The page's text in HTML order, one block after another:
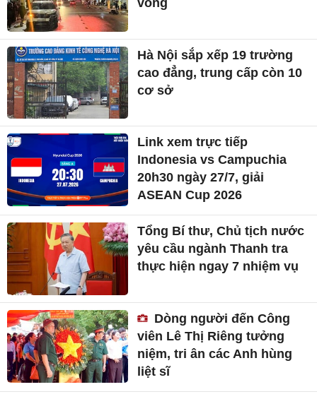
Hà Nội sắp xếp 19 trường
cao đẳng, trung cấp còn 10
cơ sở
Link xem trực tiếp
Indonesia vs Campuchia
20h30 ngày 27/7, giải
ASEAN Cup 2026
Tổng Bí thư, Chủ tịch nước
yêu cầu ngành Thanh tra
thực hiện ngay 7 nhiệm vụ
Dòng người đến Công
viên Lê Thị Riêng tưởng
niệm, tri ân các Anh hùng
liệt sĩ